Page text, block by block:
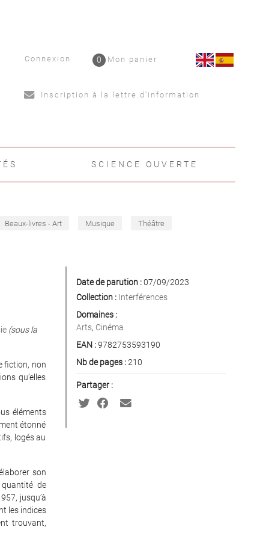
Connexion Mon panier
0
Inscription à la lettre d'information
SCIENCE OUVERTE
Beaux-livres - Art Musique Théâtre
(sous la
fiction, non
qu’elles
éléments
étonné
logés au
son
de
jusqu’à
les indices
trouvant,
Date de parution :07/09/2023
Collection : Interférences
Domaines :
Arts, Cinéma
EAN :9782753593190
Nb de pages :210
Partager :